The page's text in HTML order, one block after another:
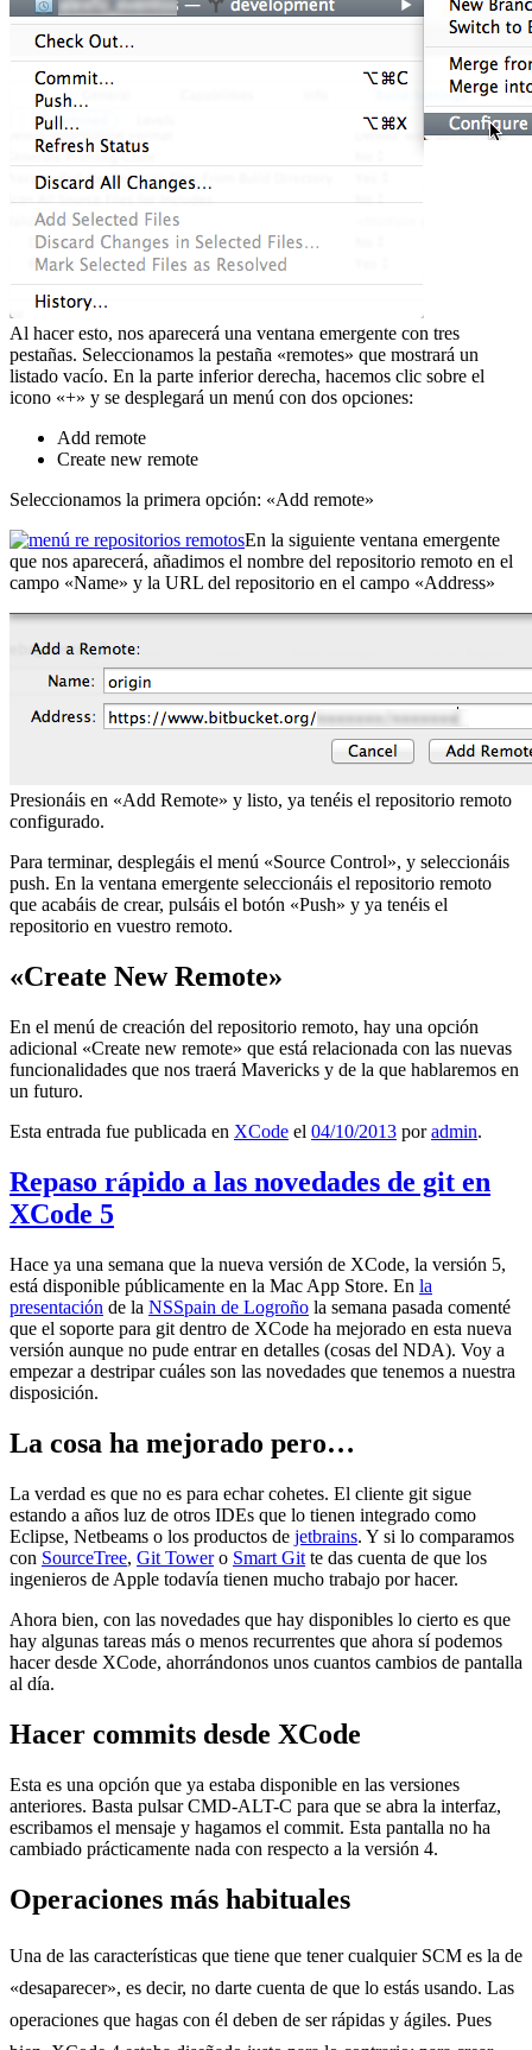
Al hacer esto, nos aparecerá una ventana emergente con tres
pestañas. Seleccionamos la pestaña «remotes» que mostrará un
listado vacío. En la parte inferior derecha, hacemos clic sobre el
icono «+» y se desplegará un menú con dos opciones:
Add remote
Create new remote
Seleccionamos la primera opción: «Add remote»
En la siguiente ventana emergente
que nos aparecerá, añadimos el nombre del repositorio remoto en el
campo «Name» y la URL del repositorio en el campo «Address»
Presionáis en «Add Remote» y listo, ya tenéis el repositorio remoto
configurado.
Para terminar, desplegáis el menú «Source Control», y seleccionáis
push. En la ventana emergente seleccionáis el repositorio remoto
que acabáis de crear, pulsáis el botón «Push» y ya tenéis el
repositorio en vuestro remoto.
«Create New Remote»
En el menú de creación del repositorio remoto, hay una opción
adicional «Create new remote» que está relacionada con las nuevas
funcionalidades que nos traerá Mavericks y de la que hablaremos en
un futuro.
Esta entrada fue publicada en XCode el 04/10/2013 poradmin.
Repaso rápido a las novedades de git en
XCode 5
Hace ya una semana que la nueva versión de XCode, la versión 5,
está disponible públicamente en la Mac App Store. En la
presentación de la NSSpain de Logroño la semana pasada comenté
que el soporte para git dentro de XCode ha mejorado en esta nueva
versión aunque no pude entrar en detalles (cosas del NDA). Voy a
empezar a destripar cuáles son las novedades que tenemos a nuestra
disposición.
La cosa ha mejorado pero…
La verdad es que no es para echar cohetes. El cliente git sigue
estando a años luz de otros IDEs que lo tienen integrado como
Eclipse, Netbeams o los productos de jetbrains. Y si lo comparamos
con SourceTree, Git Towero Smart Git te das cuenta de que los
ingenieros de Apple todavía tienen mucho trabajo por hacer.
Ahora bien, con las novedades que hay disponibles lo cierto es que
hay algunas tareas más o menos recurrentes que ahora sí podemos
hacer desde XCode, ahorrándonos unos cuantos cambios de pantalla
al día.
Hacer commits desde XCode
Esta es una opción que ya estaba disponible en las versiones
anteriores. Basta pulsar CMD-ALT-C para que se abra la interfaz,
escribamos el mensaje y hagamos el commit. Esta pantalla no ha
cambiado prácticamente nada con respecto a la versión 4.
Operaciones más habituales
Una de las características que tiene que tener cualquier SCM es la de
«desaparecer», es decir, no darte cuenta de que lo estás usando. Las
operaciones que hagas con él deben de ser rápidas y ágiles. Pues